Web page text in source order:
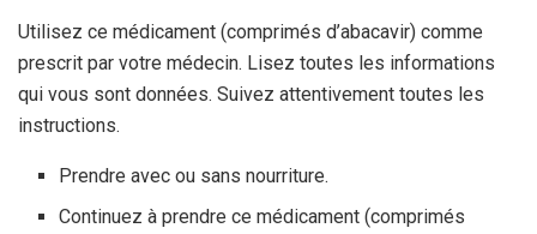
Utilisez ce médicament (comprimés d’abacavir) comme
prescrit par votre médecin. Lisez toutes les informations
qui vous sont données. Suivez attentivement toutes les
instructions.
Prendre avec ou sans nourriture.
Continuez à prendre ce médicament (comprimés